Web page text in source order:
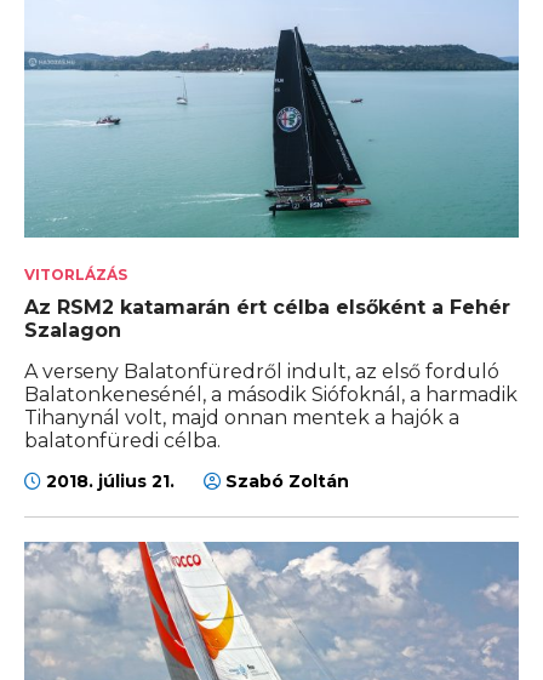
VITORLÁZÁS
Az RSM2 katamarán ért célba elsőként a Fehér
Szalagon
A verseny Balatonfüredről indult, az első forduló
Balatonkenesénél, a második Siófoknál, a harmadik
Tihanynál volt, majd onnan mentek a hajók a
balatonfüredi célba.
2018. július 21. Szabó Zoltán